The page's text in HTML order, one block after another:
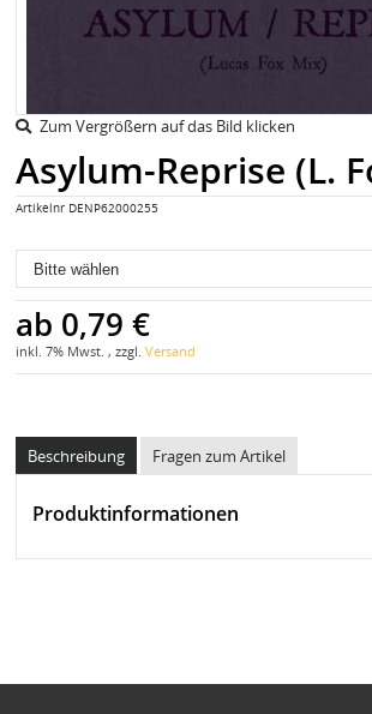
Zum Vergrößern auf das Bild klicken
Asylum-Reprise (L.
Artikelnr DENP62000255
ab 0,79 €
inkl. 7% Mwst. , zzgl. Versand
Beschreibung Fragen zum Artikel
Produktinformationen